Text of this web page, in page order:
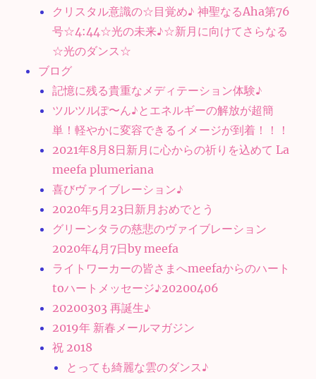
クリスタル意識の☆目覚め♪ 神聖なるAha第76
号☆4:44☆光の未来♪☆新月に向けてさらなる
☆光のダンス☆
ブログ
記憶に残る貴重なメディテーション体験♪
ツルツルぽ〜ん♪とエネルギーの解放が超簡
単！軽やかに変容できるイメージが到着！！！
2021年8月8日新月に心からの祈りを込めて La
meefa plumeriana
喜びヴァイブレーション♪
2020年5月23日新月おめでとう
グリーンタラの慈悲のヴァイブレーション
2020年4月7日by meefa
ライトワーカーの皆さまへmeefaからのハート
toハートメッセージ♪20200406
20200303 再誕生♪
2019年 新春メールマガジン
祝 2018
とっても綺麗な雲のダンス♪